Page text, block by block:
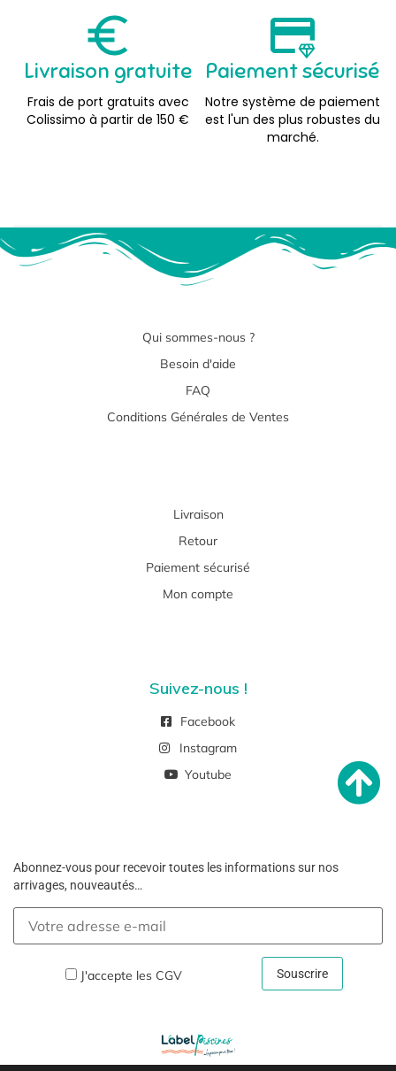
Livraison gratuite
Frais de port gratuits avec
Colissimo à partir de 150 €
Paiement sécurisé
Notre système de paiement
est l'un des plus robustes du
marché.
Qui sommes-nous ?
Besoin d'aide
FAQ
Conditions Générales de Ventes
Livraison
Retour
Paiement sécurisé
Mon compte
Suivez-nous !
Facebook
Instagram
Youtube
Abonnez-vous pour recevoir toutes les informations sur nos
arrivages, nouveautés…
J'accepte les CGV